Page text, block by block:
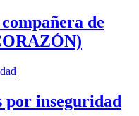
de
por inseguridad